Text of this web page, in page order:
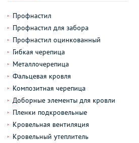
Профнастил
Профнастил для забора
Профнастил оцинкованный
Гибкая черепица
Металлочерепица
Фальцевая кровля
Композитная черепица
Доборные элементы для кровли
Пленки подкровельные
Кровельная вентиляция
Кровельный утеплитель